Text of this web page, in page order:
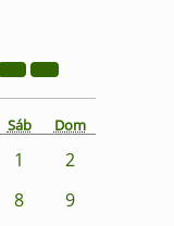
Sáb Dom
1
2
8
9